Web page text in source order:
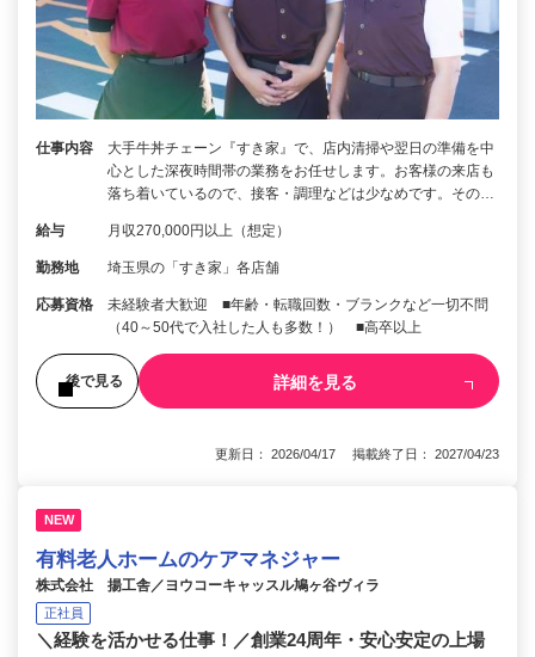
仕事内容
大手牛丼チェーン『すき家』で、店内清掃や翌日の準備を中
心とした深夜時間帯の業務をお任せします。お客様の来店も
落ち着いているので、接客・調理などは少なめです。その…
給与 月収270,000円以上（想定）
勤務地 埼玉県の「すき家」各店舗
応募資格
未経験者大歓迎 ■年齢・転職回数・ブランクなど一切不問
（40～50代で入社した人も多数！） ■高卒以上
後で見る 詳細を見る
更新日： 2026/04/17 掲載終了日： 2027/04/23
NEW
有料老人ホームのケアマネジャー
株式会社 揚工舎／ヨウコーキャッスル鳩ヶ谷ヴィラ
正社員
＼経験を活かせる仕事！／創業24周年・安心安定の上場